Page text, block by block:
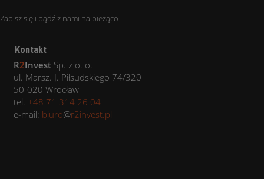
Zapisz się i bądź z nami na bieżąco
Kontakt
R2Invest Sp. z o. o.
ul. Marsz. J. Piłsudskiego 74/320
50-020 Wrocław
tel. +48 71 314 26 04
e-mail: biuro@r2invest.pl